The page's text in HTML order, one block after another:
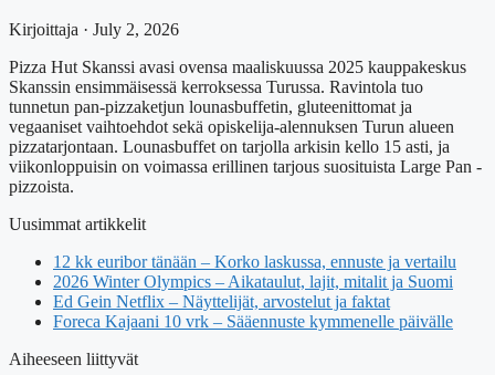
Kirjoittaja · July 2, 2026
Pizza Hut Skanssi avasi ovensa maaliskuussa 2025 kauppakeskus
Skanssin ensimmäisessä kerroksessa Turussa. Ravintola tuo
tunnetun pan-pizzaketjun lounasbuffetin, gluteenittomat ja
vegaaniset vaihtoehdot sekä opiskelija-alennuksen Turun alueen
pizzatarjontaan. Lounasbuffet on tarjolla arkisin kello 15 asti, ja
viikonloppuisin on voimassa erillinen tarjous suosituista Large Pan -
pizzoista.
Uusimmat artikkelit
12 kk euribor tänään – Korko laskussa, ennuste ja vertailu
2026 Winter Olympics – Aikataulut, lajit, mitalit ja Suomi
Ed Gein Netflix – Näyttelijät, arvostelut ja faktat
Foreca Kajaani 10 vrk – Sääennuste kymmenelle päivälle
Aiheeseen liittyvät